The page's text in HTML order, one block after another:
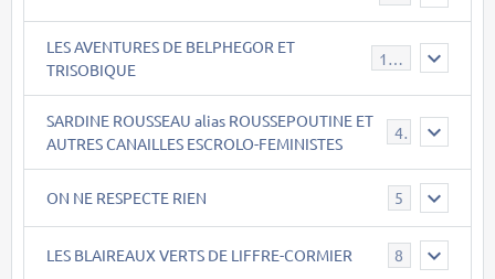
LES AVENTURES DE BELPHEGOR ET
TRISOBIQUE
147
SARDINE ROUSSEAU alias ROUSSEPOUTINE ET
AUTRES CANAILLES ESCROLO-FEMINISTES
40
ON NE RESPECTE RIEN 5
LES BLAIREAUX VERTS DE LIFFRE-CORMIER 8